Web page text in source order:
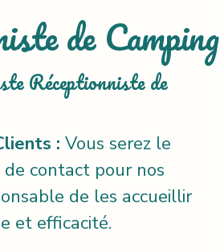
de Camping
Réceptionniste de
: Vous serez le
contact pour nos
de les accueillir
et efficacité.